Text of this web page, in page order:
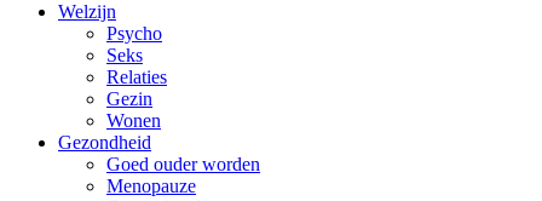
Welzijn
Psycho
Seks
Relaties
Gezin
Wonen
Gezondheid
Goed ouder worden
Menopauze